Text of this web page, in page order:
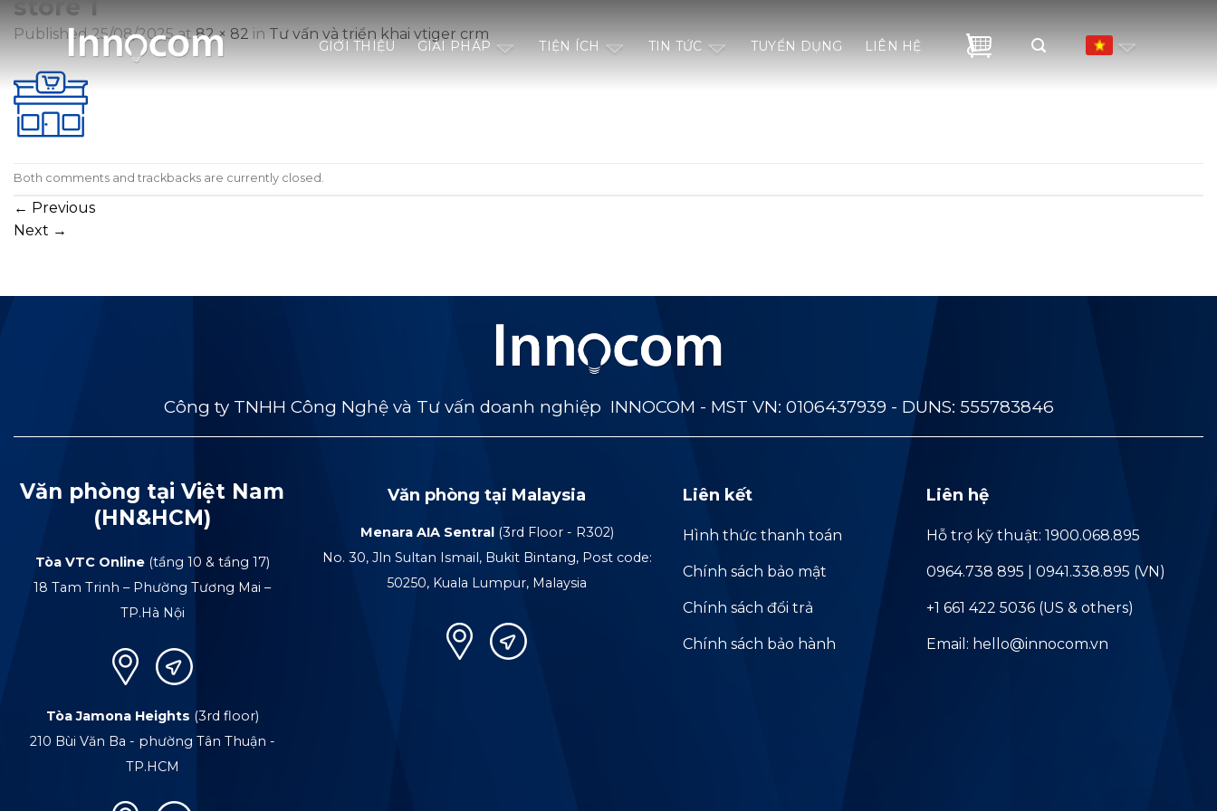
Skip
GIỚI THIỆU GIẢI PHÁP TIỆN ÍCH TIN TỨC TUYỂN DỤNG LIÊN HỆ
store 1
Published25/08/2025at82 × 82 in Tư vấn và triển khai vtiger crm
Both comments and trackbacks are currently closed.
← Previous
Next →
Công ty TNHH Công Nghệ và Tư vấn doanh nghiệp INNOCOM - MST VN: 0106437939 - DUNS: 555783846
Văn phòng tại Việt Nam
(HN&HCM)
Tòa VTC Online(tầng 10 & tầng 17)
18 Tam Trinh – Phường Tương Mai –
TP.Hà Nội
Tòa Jamona Heights (3rd floor)
210 Bùi Văn Ba - phường Tân Thuận -
TP.HCM
Văn phòng tại Malaysia
Menara AIA Sentral (3rd Floor - R302)
No. 30, Jln Sultan Ismail, Bukit Bintang, Post code:
50250, Kuala Lumpur, Malaysia
Liên kết
Hình thức thanh toán
Chính sách bảo mật
Chính sách đổi trả
Chính sách bảo hành
Liên hệ
Hỗ trợ kỹ thuật: 1900.068.895
0964.738 895 | 0941.338.895 (VN)
+1 661 422 5036 (US & others)
Email: hello@innocom.vn